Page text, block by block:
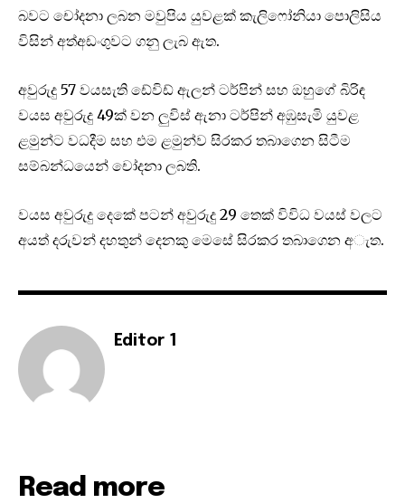
බවට චෝදනා ලබන මවුපිය යුවළක් කැලිෆෝනියා පොලිසිය
විසින් අත්අඩංගුවට ගනු ලැබ ඇත.
අවුරුදු 57 වයසැති ඩේවිඩ් ඇලන් ටර්පින් සහ ඔහුගේ බිරිඳ
වයස අවුරුදු 49ක් වන ලුවිස් ඇනා ටර්පින් අඹුසැමි යුවළ
ළමුන්ට වධදීම සහ එම ළමුන්ව සිරකර තබාගෙන සිටීම
සම්බන්ධයෙන් චෝදනා ලබති.
වයස අවුරුදු දෙකේ පටන් අවුරුදු 29 තෙක් විවිධ වයස් වලට
අයත් දරුවන් දහතුන් දෙනකු මෙසේ සිරකර තබාගෙන අැත.
Editor 1
Read more